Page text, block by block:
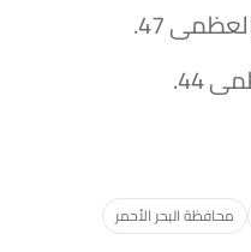
محافظة البحر الأحمر